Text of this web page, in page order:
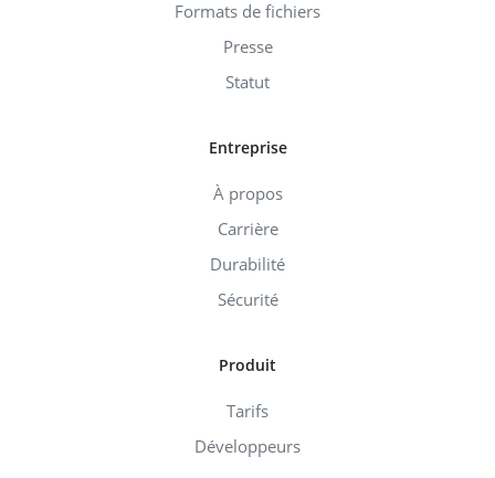
Formats de fichiers
Presse
Statut
Entreprise
À propos
Carrière
Durabilité
Sécurité
Produit
Tarifs
Développeurs